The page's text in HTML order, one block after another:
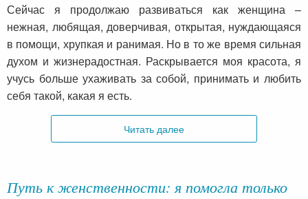
Сейчас я продолжаю развиваться как женщина –
нежная, любящая, доверчивая, открытая, нуждающаяся
в помощи, хрупкая и ранимая. Но в то же время сильная
духом и жизнерадостная. Раскрывается моя красота, я
учусь больше ухаживать за собой, принимать и любить
себя такой, какая я есть.
Читать далее
Путь к женственности: я помогла только